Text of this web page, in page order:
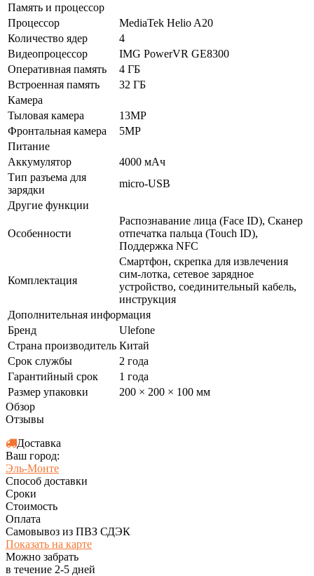
Память и процессор
Процессор
MediaTek Helio A20
Количество ядер
4
Видеопроцессор
IMG PowerVR GE8300
Оперативная память
4 ГБ
Встроенная память
32 ГБ
Камера
Тыловая камера
13MP
Фронтальная камера
5MP
Питание
Аккумулятор
4000 мАч
Тип разъема для
зарядки
micro-USB
Другие функции
Особенности
Распознавание лица (Face ID), Сканер
отпечатка пальца (Touch ID),
Поддержка NFC
Комплектация
Смартфон, скрепка для извлечения
сим-лотка, сетевое зарядное
устройство, соединительный кабель,
инструкция
Дополнительная информация
Бренд
Ulefone
Страна производитель Китай
Срок службы
2 года
Гарантийный срок
1 года
Размер упаковки
200 × 200 × 100 мм
Обзор
Отзывы
Доставка
Ваш город:
Эль-Монте
Способ доставки
Сроки
Стоимость
Оплата
Самовывоз из ПВЗ СДЭК
Показать на карте
Можно забрать
в течение 2-5 дней